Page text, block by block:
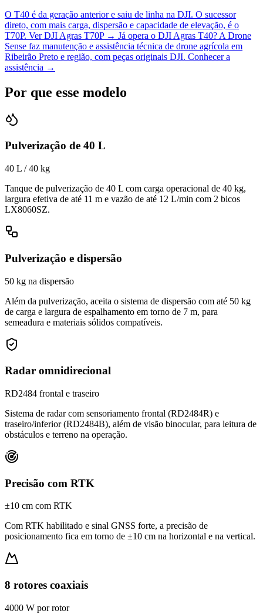
O T40 é da geração anterior e saiu de linha na DJI. O sucessor
direto, com mais carga, dispersão e capacidade de elevação, é o
T70P. Ver DJI Agras T70P → Já opera o DJI Agras T40? A Drone
Sense faz manutenção e assistência técnica de drone agrícola em
Ribeirão Preto e região, com peças originais DJI. Conhecer a
assistência →
Por que esse modelo
Pulverização de 40 L
40 L / 40 kg
Tanque de pulverização de 40 L com carga operacional de 40 kg,
largura efetiva de até 11 m e vazão de até 12 L/min com 2 bicos
LX8060SZ.
Pulverização e dispersão
50 kg na dispersão
Além da pulverização, aceita o sistema de dispersão com até 50 kg
de carga e largura de espalhamento em torno de 7 m, para
semeadura e materiais sólidos compatíveis.
Radar omnidirecional
RD2484 frontal e traseiro
Sistema de radar com sensoriamento frontal (RD2484R) e
traseiro/inferior (RD2484B), além de visão binocular, para leitura de
obstáculos e terreno na operação.
Precisão com RTK
±10 cm com RTK
Com RTK habilitado e sinal GNSS forte, a precisão de
posicionamento fica em torno de ±10 cm na horizontal e na vertical.
8 rotores coaxiais
4000 W por rotor